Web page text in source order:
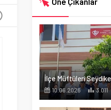
İlçe Müftüleri
10.06.2026 3.011